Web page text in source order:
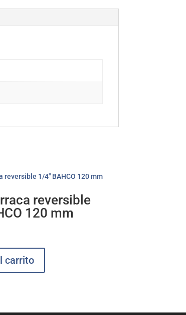
reversible
120 mm
carrito